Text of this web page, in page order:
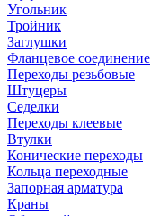
Угольник
Тройник
Заглушки
Фланцевое соединение
Переходы резьбовые
Штуцеры
Седелки
Переходы клеевые
Втулки
Конические переходы
Кольца переходные
Запорная арматура
Краны